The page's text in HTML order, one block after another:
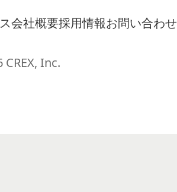
会社概要採用情報お問い合わせ
Inc.